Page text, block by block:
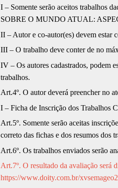
I – Somente serão aceitos trabalhos
SOBRE O MUNDO ATUAL:
II – Autor e co-autor(es) devem estar
III – O trabalho deve conter de no
IV – Os autores cadastrados, podem
trabalhos.
Art.4º. O autor deverá preencher no
I – Ficha de Inscrição dos Trabalhos
Art.5º. Somente serão aceitas
correto das fichas e dos resumos dos
Art.6º. Os trabalhos enviados serão
Art.7º. O resultado da avaliação
https://www.doity.com.br/